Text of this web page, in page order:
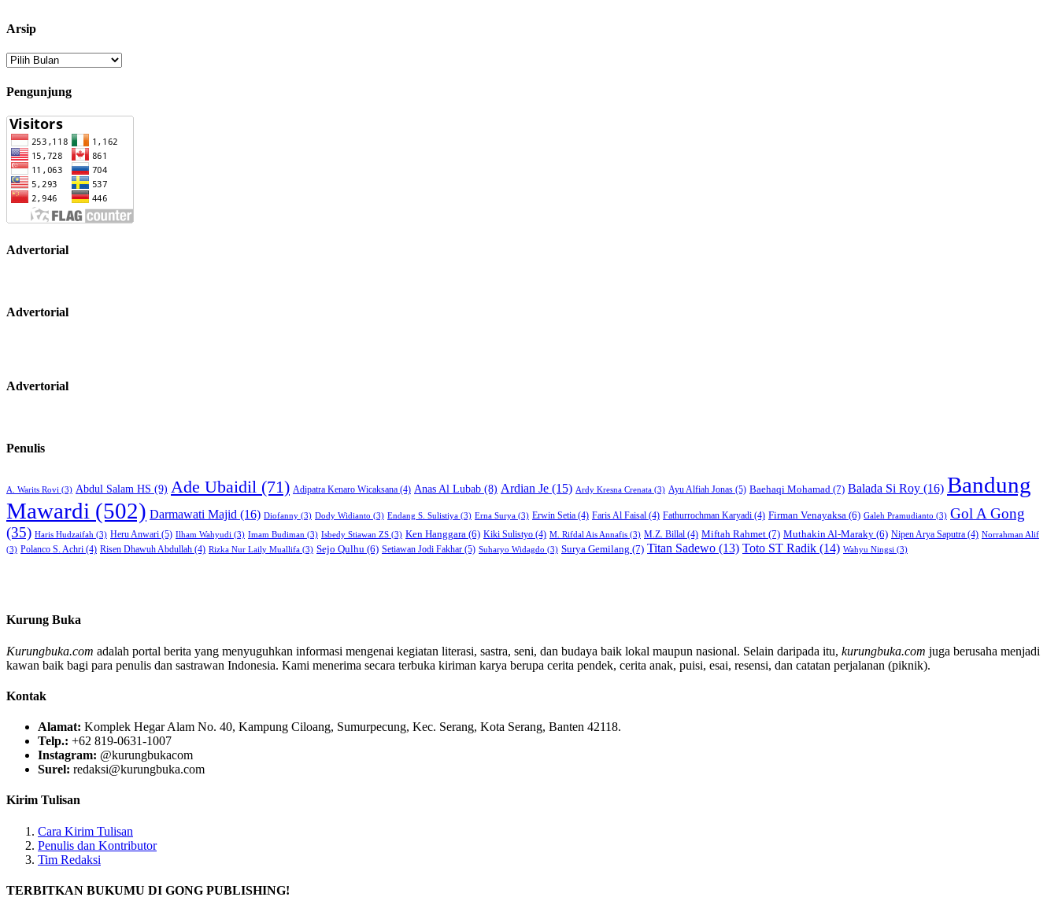
Arsip
Arsip
Pengunjung
Advertorial
Advertorial
Advertorial
Penulis
A. Warits Rovi (3) Abdul Salam HS (9) Ade Ubaidil (71) Adipatra Kenaro Wicaksana (4) Anas Al Lubab (8) Ardian Je (15) Ardy Kresna Crenata (3) Ayu Alfiah Jonas (5) Baehaqi Mohamad (7) Balada Si Roy (16) Bandung
Mawardi (502) Darmawati Majid (16) Diofanny (3) Dody Widianto (3) Endang S. Sulistiya (3) Erna Surya (3) Erwin Setia (4) Faris Al Faisal (4) Fathurrochman Karyadi (4) Firman Venayaksa (6) Galeh Pramudianto (3) Gol A Gong
(35) Haris Hudzaifah (3) Heru Anwari (5) Ilham Wahyudi (3) Imam Budiman (3) Isbedy Stiawan ZS (3) Ken Hanggara (6) Kiki Sulistyo (4) M. Rifdal Ais Annafis (3) M.Z. Billal (4) Miftah Rahmet (7) Muthakin Al-Maraky (6) Nipen Arya Saputra (4) Norrahman Alif
(3) Polanco S. Achri (4) Risen Dhawuh Abdullah (4) Rizka Nur Laily Muallifa (3) Sejo Qulhu (6) Setiawan Jodi Fakhar (5) Suharyo Widagdo (3) Surya Gemilang (7) Titan Sadewo (13) Toto ST Radik (14) Wahyu Ningsi (3)
Kurung Buka
Kurungbuka.com adalah portal berita yang menyuguhkan informasi mengenai kegiatan literasi, sastra, seni, dan budaya baik lokal maupun nasional. Selain daripada itu, kurungbuka.com juga berusaha menjadi
kawan baik bagi para penulis dan sastrawan Indonesia. Kami menerima secara terbuka kiriman karya berupa cerita pendek, cerita anak, puisi, esai, resensi, dan catatan perjalanan (piknik).
Kontak
Alamat: Komplek Hegar Alam No. 40, Kampung Ciloang, Sumurpecung, Kec. Serang, Kota Serang, Banten 42118.
Telp.: +62 819-0631-1007
Instagram: @kurungbukacom
Surel: redaksi@kurungbuka.com
Kirim Tulisan
Cara Kirim Tulisan
Penulis dan Kontributor
Tim Redaksi
TERBITKAN BUKUMU DI GONG PUBLISHING!